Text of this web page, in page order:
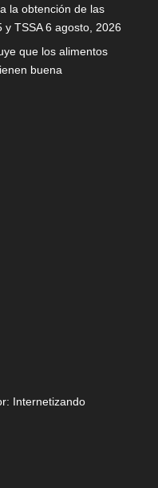
la obtención de las
y TSSA 6 agosto, 2026
que los alimentos
buena
Internetizando